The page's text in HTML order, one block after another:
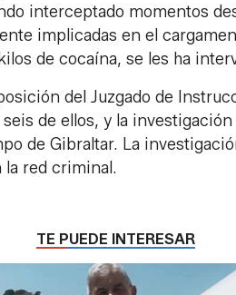
interceptado momentos
implicadas en el
de cocaína, se les ha
del Juzgado de
de ellos, y la
de Gibraltar. La
la red criminal.
TE PUEDE INTERESAR